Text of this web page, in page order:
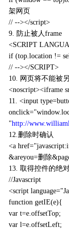
架网页
// --></script>
9. 防止被人frame
<SCRIPT
if (top.location !=
// --></SCRIPT>
10. 网页将不能被
<noscript><iframe
11. <input
"http://
12.删除时确认
<a
&areyou=删除
13. 取得控件的绝
//Javascript
<script
function getIE(e){
var t=e.offsetTop;
var l=e.offsetLeft;